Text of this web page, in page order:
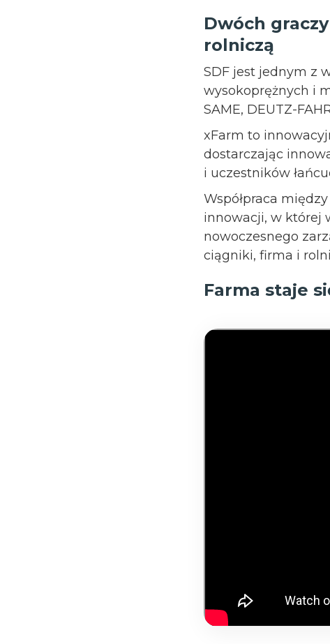
Dwóch
rolniczą
SDF jest jednym z
wysokoprężnych i
SAME, DEUTZ-
xFarm to
dostarczając
i uczestników
Współpraca
innowacji, w której
nowoczesnego
ciągniki, firma i
Farma staje